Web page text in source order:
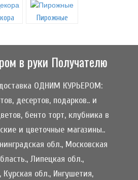
Пирожные
в руки Получателю
ОДНИМ КУРЬЕРОМ:
десертов, подарков.. и
бенто торт, клубника в
и цветочные магазины..
обл., Московская
Липецкая обл.,
Курская обл., Ингушетия,